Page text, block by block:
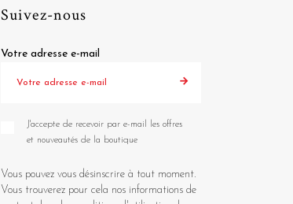
Suivez-nous
Votre adresse e-mail
J'accepte de recevoir par e-mail les offres
et nouveautés de la boutique
Vous pouvez vous désinscrire à tout moment.
Vous trouverez pour cela nos informations de